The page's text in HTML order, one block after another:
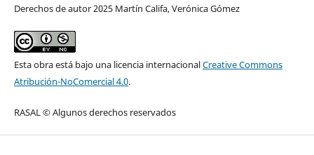
Derechos de autor 2025 Martín Califa, Verónica Gómez
Esta obra está bajo una licencia internacionalCreative Commons
Atribución-NoComercial 4.0.
RASAL © Algunos derechos reservados